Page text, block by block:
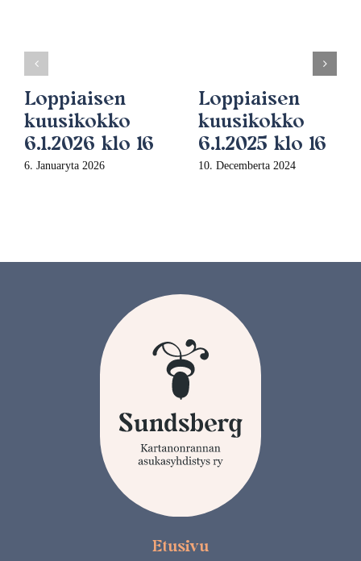
Loppiaisen
kuusikokko
6.1.2026 klo 16
6. Januaryta 2026
Loppiaisen
kuusikokko
6.1.2025 klo 16
10. Decemberta 2024
Etusivu